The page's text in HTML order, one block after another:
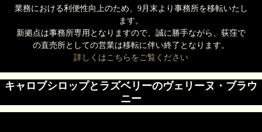
業務における利便性向上のため、9月末より事務所を移転いたし
ます。
新拠点は事務所専用となりますので、誠に勝手ながら、荻窪で
の直売所としての営業は移転に伴い終了となります。
詳しくはこちらをご覧ください
キャロブシロップとラズベリーのヴェリーヌ・ブラウ
ニー